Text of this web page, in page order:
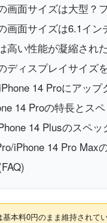
画面サイズは大型？
画面サイズは6.1イ
高い性能が凝縮され
ディスプレイサイズ
14 Proにアッ
14 Proの特長とス
14 Plusのスペッ
iPhone 14 Pro Max
基本料0円のまま維持されて